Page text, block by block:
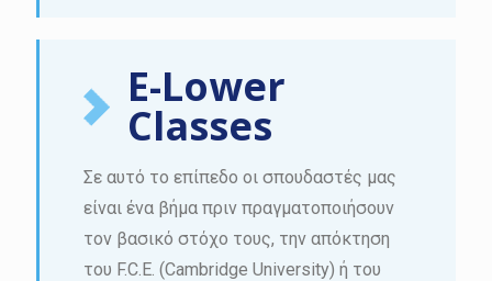
E-Lower
Classes
Σε αυτό το επίπεδο οι σπουδαστές μας
είναι ένα βήμα πριν πραγματοποιήσουν
τον βασικό στόχο τους, την απόκτηση
του F.C.E. (Cambridge University) ή του